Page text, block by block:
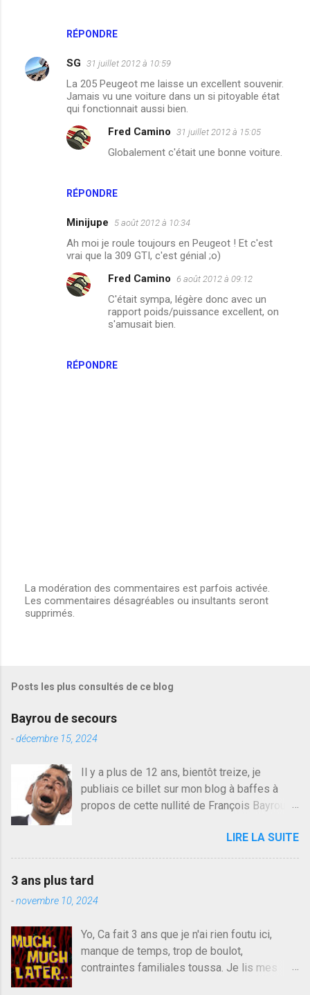
RÉPONDRE
SG 31 juillet 2012 à 10:59
La 205 Peugeot me laisse un excellent souvenir.
Jamais vu une voiture dans un si pitoyable état
qui fonctionnait aussi bien.
RÉPONDRE
Fred Camino 31 juillet 2012 à 15:05
Globalement c'était une bonne voiture.
Minijupe 5 août 2012 à 10:34
Ah moi je roule toujours en Peugeot ! Et c'est
vrai que la 309 GTI, c'est génial ;o)
RÉPONDRE
Fred Camino 6 août 2012 à 09:12
C'était sympa, légère donc avec un
rapport poids/puissance excellent, on
s'amusait bien.
E
n
t
e
r
u
m
m
e
n
r
e
La modération des commentaires est parfois activée.
Les commentaires désagréables ou insultants seront
supprimés.
Posts les plus consultés de ce blog
Bayrou de secours
-décembre 15, 2024
Il y a plus de 12 ans, bientôt treize, je
publiais ce billet sur mon blog à baffes à
propos de cette nullité de François Bayrou. Il
quelqu'un, je ne parle pas des couples mais
des amis ou des valeurs dans lesquels on
devenir le traite d'une partie de son électorat
et c'est par la presse qu'on l'apprend. On
plus proche de Sarkozy que de Hollande,
sinon il serait candidat du centre de la
gauche molle mais quand on écoutait ses
LIRE LA SUITE
3 ans plus tard
-novembre 10, 2024
Yo, Ca fait 3 ans que je n'ai rien foutu ici,
manque de temps, trop de boulot,
contraintes familiales toussa. Je lis mes